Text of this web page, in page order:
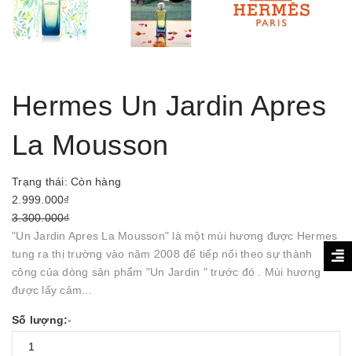
Hermes Un Jardin Apres
La Mousson
Trạng thái: Còn hàng
2.999.000₫
3.300.000₫
"Un Jardin Apres La Mousson" là một mùi hương được Hermes
tung ra thị trường vào năm 2008 để tiếp nối theo sự thành
công của dòng sản phẩm "Un Jardin " trước đó . Mùi hương
được lấy cảm...
Số lượng:-